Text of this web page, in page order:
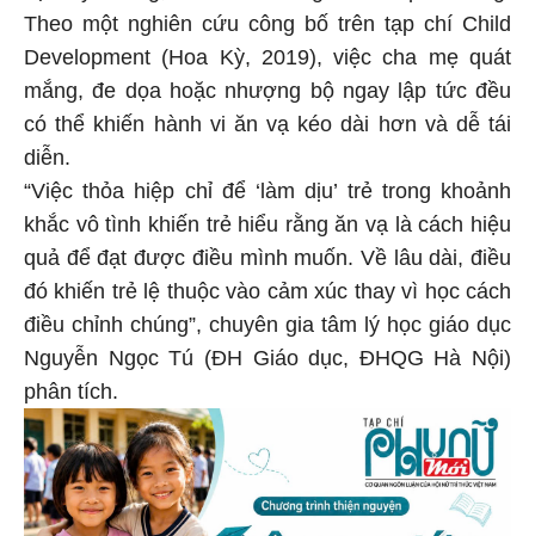
Theo một nghiên cứu công bố trên tạp chí Child
Development (Hoa Kỳ, 2019), việc cha mẹ quát
mắng, đe dọa hoặc nhượng bộ ngay lập tức đều
có thể khiến hành vi ăn vạ kéo dài hơn và dễ tái
diễn.
“Việc thỏa hiệp chỉ để ‘làm dịu’ trẻ trong khoảnh
khắc vô tình khiến trẻ hiểu rằng ăn vạ là cách hiệu
quả để đạt được điều mình muốn. Về lâu dài, điều
đó khiến trẻ lệ thuộc vào cảm xúc thay vì học cách
điều chỉnh chúng”, chuyên gia tâm lý học giáo dục
Nguyễn Ngọc Tú (ĐH Giáo dục, ĐHQG Hà Nội)
phân tích.